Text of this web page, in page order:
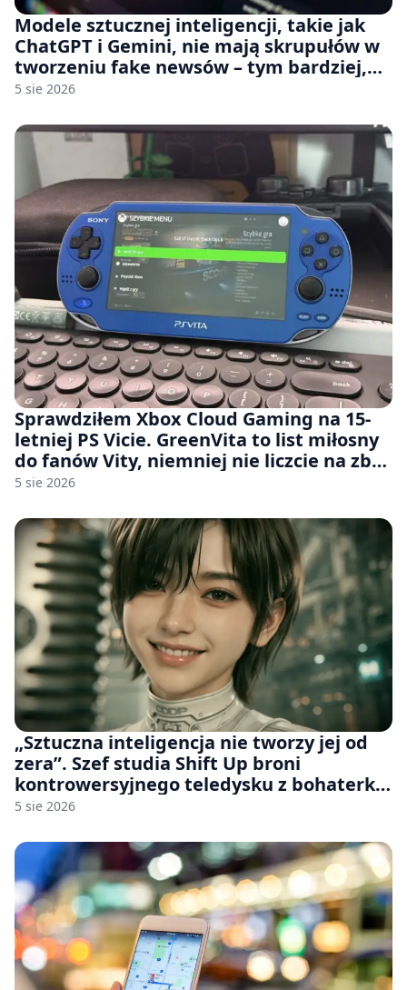
Modele sztucznej inteligencji, takie jak
ChatGPT i Gemini, nie mają skrupułów w
tworzeniu fake newsów – tym bardziej,
jeśli rozmawiasz z nimi po polsku
5 sie 2026
Sprawdziłem Xbox Cloud Gaming na 15-
letniej PS Vicie. GreenVita to list miłosny
do fanów Vity, niemniej nie liczcie na zbyt
wiele [FELIETON]
5 sie 2026
„Sztuczna inteligencja nie tworzy jej od
zera”. Szef studia Shift Up broni
kontrowersyjnego teledysku z bohaterką
Stellar Blade: Blood Rain
5 sie 2026